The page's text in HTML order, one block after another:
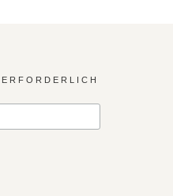
ERFORDERLICH